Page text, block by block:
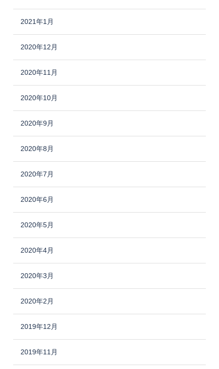
2021年1月
2020年12月
2020年11月
2020年10月
2020年9月
2020年8月
2020年7月
2020年6月
2020年5月
2020年4月
2020年3月
2020年2月
2019年12月
2019年11月